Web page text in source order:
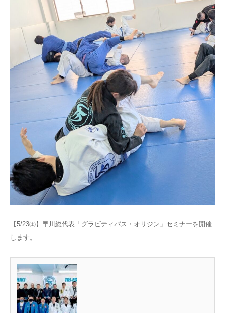
【5/23㈯】早川総代表「グラビティパス・オリジン」セミナーを開催
します。